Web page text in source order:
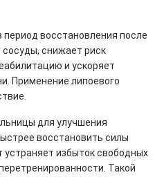
восстановления после
снижает риск
и ускоряет
Применение липоевого
для улучшения
восстановить силы
устраняет избыток свободных
Такой